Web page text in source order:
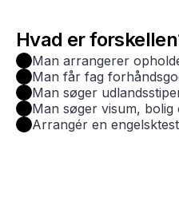
Hvad er
Man arrangerer
Man får fag
Man søger
Man søger visum, bolig
Arrangér en